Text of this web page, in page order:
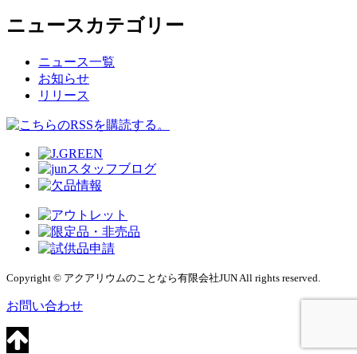
ニュースカテゴリー
ニュース一覧
お知らせ
リリース
Copyright © アクアリウムのことなら有限会社JUN All rights reserved.
お問い合わせ